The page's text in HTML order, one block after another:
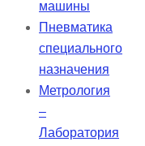
машины
Пневматика
специального
назначения
Метрология
–
Лаборатория